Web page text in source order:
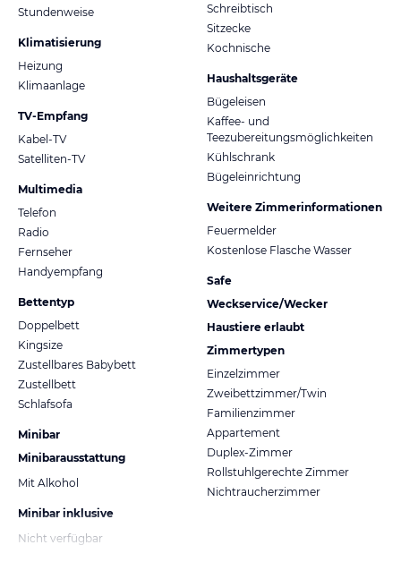
Stundenweise
Klimatisierung
Heizung
Klimaanlage
TV-Empfang
Kabel-TV
Satelliten-TV
Multimedia
Telefon
Radio
Fernseher
Handyempfang
Bettentyp
Doppelbett
Kingsize
Zustellbares Babybett
Zustellbett
Schlafsofa
Minibar
Minibarausstattung
Mit Alkohol
Minibar inklusive
Nicht verfügbar
Schreibtisch
Sitzecke
Kochnische
Haushaltsgeräte
Bügeleisen
Kaffee- und
Teezubereitungsmöglichkeiten
Kühlschrank
Bügeleinrichtung
Weitere Zimmerinformationen
Feuermelder
Kostenlose Flasche Wasser
Safe
Weckservice/Wecker
Haustiere erlaubt
Zimmertypen
Einzelzimmer
Zweibettzimmer/Twin
Familienzimmer
Appartement
Duplex-Zimmer
Rollstuhlgerechte Zimmer
Nichtraucherzimmer